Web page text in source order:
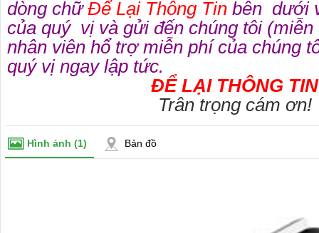
dòng chữĐể Lại Thông Tin bên dưới
của quý vị và gửi đến chúng tôi
nhân viên hổ trợ miễn phí của chúng
quý vị ngay lập tức.
ĐỂ LẠI THÔNG TIN
Trân trọng cám ơn!
Hình ảnh (1) Bản đồ